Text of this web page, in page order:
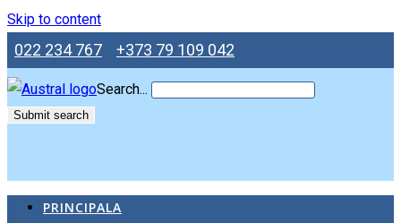
Skip to content
022 234 767 +373 79 109 042
Search...
Submit search
PRINCIPALA